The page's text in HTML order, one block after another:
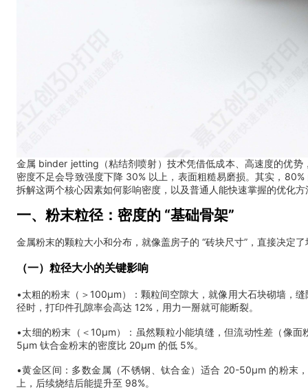
金属 binder jetting（粘结剂喷射）技术凭借低成本、高速度的优
密度不足会导致强度下降 30% 以上，表面粗糙易磨损。其实，
拆解这两个核心因素如何影响密度，以及普通人能快速掌握的优化
一、粉末粒径：密度的 “基础骨架”
金属粉末的颗粒大小和分布，就像盖房子的 “砖块尺寸”，直接决定
（一）粒径大小的关键影响
•太粗的粉末（＞100μm）：颗粒间空隙大，就像用大石块砌墙，
径时，打印件孔隙率会高达 12%，用力一掰就可能断裂。
•太细的粉末（＜10μm）：虽然颗粒小能填缝，但流动性差（像
5μm 钛合金粉末的密度比 20μm 的低 5%。
•黄金区间：多数金属（不锈钢、钛合金）适合 20-50μm 的粉末
上，后续烧结后能提升至 98%。